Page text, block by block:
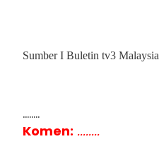
Sumber I Buletin tv3 Malaysia
........
Komen: ........